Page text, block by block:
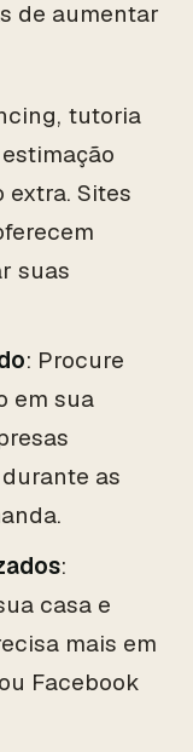
de aumentar
tutoria
Sites
suas
: Procure
em sua
as
:
casa e
mais em
Facebook